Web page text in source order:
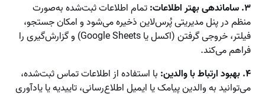
۳. ساماندهی بهتر اطلاعات:
تمام اطلاعات ثبت‌شده به‌صورت
منظم در پنل مدیریتی پُرس‌لاین ذخیره می‌شود و امکان جستجو،
فیلتر، خروجی گرفتن (اکسل یا Google Sheets) و گزارش‌گیری را
فراهم می‌کند.
۴. بهبود ارتباط با والدین:
با استفاده از اطلاعات تماس ثبت‌شده،
می‌توانید به والدین پیامک یا ایمیل اطلاع‌رسانی، تاییدیه یا یادآوری